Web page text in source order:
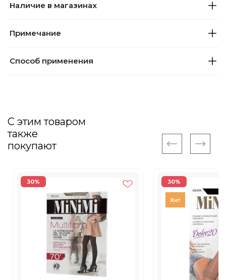
Наличие в магазинах
Примечание
Способ применения
С этим товаром
также
покупают
30% 30%